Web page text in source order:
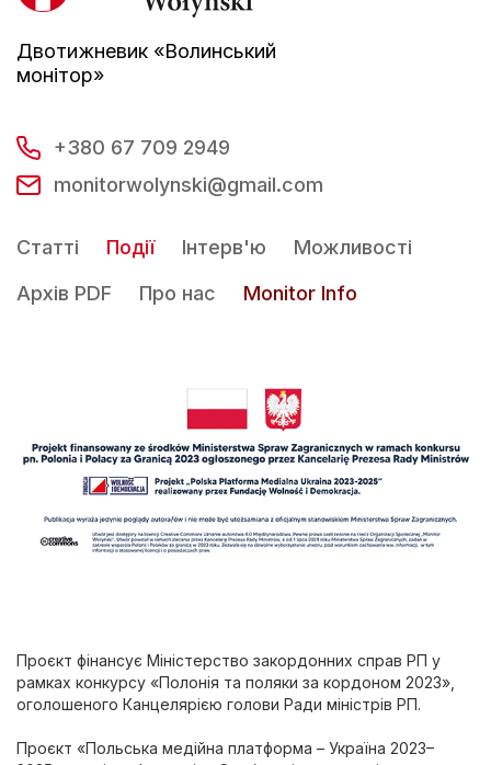
Двотижневик «Волинський
монітор»
+380 67 709 2949
monitorwolynski@gmail.com
Статті Події Інтерв'ю
Можливості
Архів PDF
Про нас Monitor Info
Проєкт фінансує Міністерство закордонних справ РП у
рамках конкурсу «Полонія та поляки за кордоном 2023»,
оголошеного Канцелярією голови Ради міністрів РП.
Проєкт «Польська медійна платформа – Україна 2023–